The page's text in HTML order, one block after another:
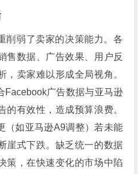
削弱了卖家的决策能力。各
售数据、广告效果、用户反
，卖家难以形成全局视角。
Facebook广告数据与亚马逊
的有效性，造成预算浪费。
（如亚马逊A9调整）若未能
崖式下跌。缺乏统一的数据
策，在快速变化的市场中陷